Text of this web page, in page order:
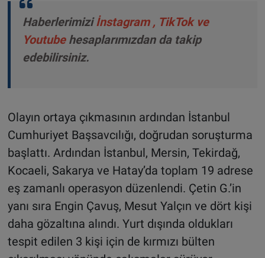
Haberlerimizi İnstagram , TikTok ve
Youtube hesaplarımızdan da takip
edebilirsiniz.
Olayın ortaya çıkmasının ardından İstanbul
Cumhuriyet Başsavcılığı, doğrudan soruşturma
başlattı. Ardından İstanbul, Mersin, Tekirdağ,
Kocaeli, Sakarya ve Hatay’da toplam 19 adrese
eş zamanlı operasyon düzenlendi. Çetin G.’in
yanı sıra Engin Çavuş, Mesut Yalçın ve dört kişi
daha gözaltına alındı. Yurt dışında oldukları
tespit edilen 3 kişi için de kırmızı bülten